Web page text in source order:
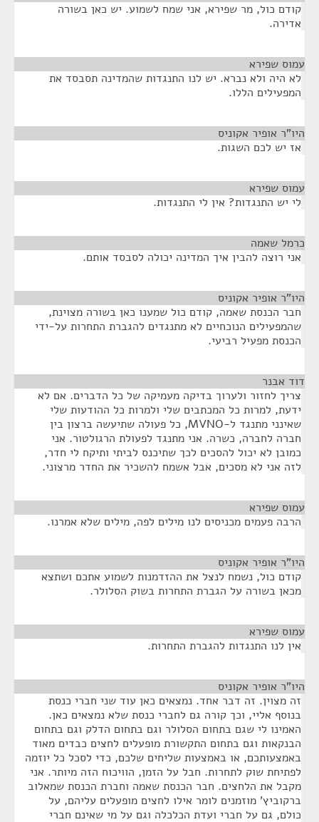
קודם כול, מר שפירא, אני שמח לשמוע. יש כאן בשורה
אדירה.
עמוס שפירא
לא היה ולא נברא. יש לנו התנגדות שהמדינה תסבסד את
המפעילים הללו.
היו"ר אופיר אקוניס
אז יש לכם השגות.
עמוס שפירא
לי יש התנגדות? אין לי התנגדות.
כרמל שאמה
אני רוצה להבין איך המדינה יכולה לסבסד אותם.
היו"ר אופיר אקוניס
חבר הכנסת שאמה, קודם כול שמענו כאן בשורה מצוינת,
שהמפעילים הנוכחיים לא מתנגדים להגברת התחרות על-ידי
הכנסת מפעיל רביעי.
דוד אבנר
צריך לחזור ולערוך בדיקה מעמיקה של כל הדברים. אם לא
ידעת, למרות כל המכתבים שלי ולמרות כל ההודעות שלי
שאינני מתנגד ל-MVNO, כל פעולה שתיעשה ברצון בין
חברה לחברה, כשרה. אני מתנגד לפעולת הרגולטור. אני
כמובן לא יכול להסכים לכך שתיכנס לביתי ותיקח לי חדר,
לזה אני לא מסכים, אבל אשמח להשכיר את החדר מרצוני.
עמוס שפירא
הרבה פעמים מכניסים לנו מילים לפה, מילים שלא אמרנו.
היו"ר אופיר אקוניס
קודם כול, נשמח לנצל את ההזדמנות לשמוע אתכם ושתצא
מכאן בשורה על הגברת התחרות בשוק הסלולר.
עמוס שפירא
אין לנו התנגדות להגברת התחרות.
היו"ר אופיר אקוניס
זה מצוין. זה דבר אחד. נמצאים כאן עוד שני חברי כנסת
בנוסף אליי, וכך קורה גם לחברי כנסת שלא נמצאים כאן.
האמינו לי שגם בתחום הסלולר וגם בתחום הדלק וגם בתחום
הבנקאות וגם בתחום התקשורת מופעלים לחצים כבדים מאוד
באמצעותכם, או באמצעות שליחים שלכם, כדי לסכל כל יוזמה
לפתיחת שוק לתחרות. חבל על הזמן, הוויכוח הזה מיותר. אני
מקבל את הלחצים. חבר הכנסת שאמה וחברת הכנסת שמאלוב
ברקוביץ' מוזמנים לומר אילו לחצים מופעלים עליהם, על
כולם, גם על חברי ועדת הכלכלה וגם על מי שאינם חברי